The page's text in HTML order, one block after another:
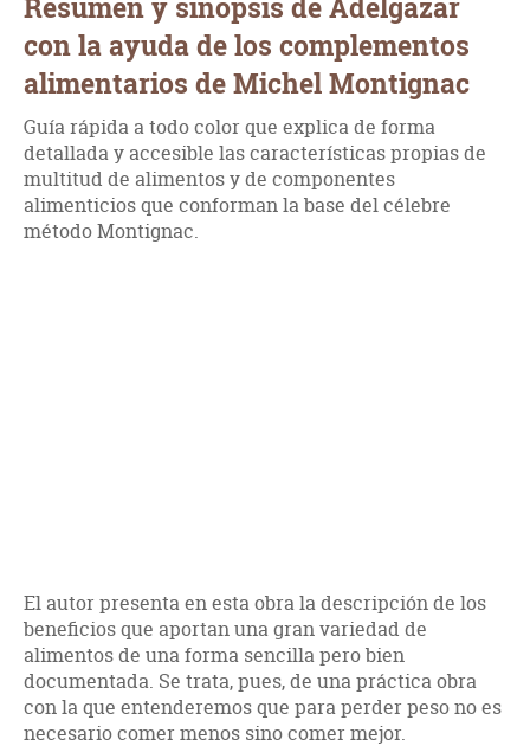
Resumen y sinopsis de Adelgazar
con la ayuda de los complementos
alimentarios de Michel Montignac
Guía rápida a todo color que explica de forma
detallada y accesible las características propias de
multitud de alimentos y de componentes
alimenticios que conforman la base del célebre
método Montignac.
El autor presenta en esta obra la descripción de los
beneficios que aportan una gran variedad de
alimentos de una forma sencilla pero bien
documentada. Se trata, pues, de una práctica obra
con la que entenderemos que para perder peso no es
necesario comer menos sino comer mejor.